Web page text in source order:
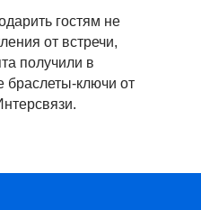
гостям не
от встречи,
получили в
ключи от